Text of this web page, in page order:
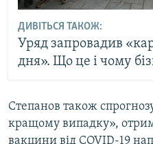
ДИВІТЬСЯ ТАКОЖ:
Уряд запровадив
дня». Що це і чому
Степанов також
кращому випадку»,
вакцини від COVID-19